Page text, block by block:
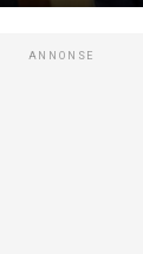
ANNONSE